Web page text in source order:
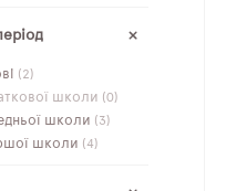
(2)
школи (0)
школи (3)
школи (4)